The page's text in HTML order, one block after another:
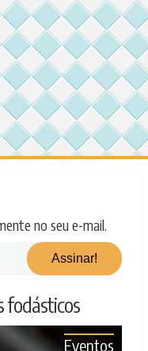
no seu e-mail.
fodásticos
Eventos